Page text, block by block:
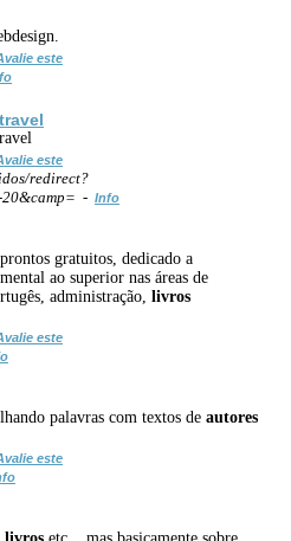
este
este
redirect?
- Info
gratuitos, dedicado a
ao superior nas áreas de
administração, livros
este
palavras com textos de autores
este